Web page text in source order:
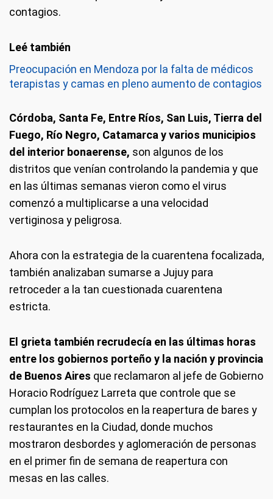
contagios.
Preocupación en Mendoza por la falta de médicos
terapistas y camas en pleno aumento de contagios
Córdoba, Santa Fe, Entre Ríos, San Luis, Tierra del
Fuego, Río Negro, Catamarca y varios municipios
del interior bonaerense, son algunos de los
distritos que venían controlando la pandemia y que
en las últimas semanas vieron como el virus
comenzó a multiplicarse a una velocidad
vertiginosa y peligrosa.
Ahora con la estrategia de la cuarentena focalizada,
también analizaban sumarse a Jujuy para
retroceder a la tan cuestionada cuarentena
estricta.
El grieta también recrudecía en las últimas horas
entre los gobiernos porteño y la nación y provincia
de Buenos Aires que reclamaron al jefe de Gobierno
Horacio Rodríguez Larreta que controle que se
cumplan los protocolos en la reapertura de bares y
restaurantes en la Ciudad, donde muchos
mostraron desbordes y aglomeración de personas
en el primer fin de semana de reapertura con
mesas en las calles.